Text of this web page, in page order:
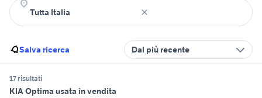
Salva ricerca Dal più recente
17 risultati
KIA Optima usata in vendita